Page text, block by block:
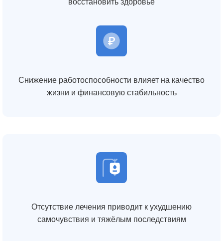
Снижение работоспособности влияет на качество
жизни и финансовую стабильность
Отсутствие лечения приводит к ухудшению
самочувствия и тяжёлым последствиям